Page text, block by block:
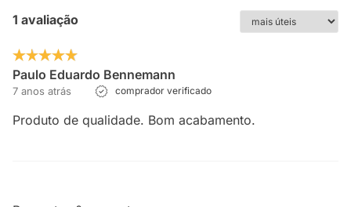
1 avaliação
Paulo Eduardo Bennemann
7 anos atrás comprador verificado
Produto de qualidade. Bom acabamento.